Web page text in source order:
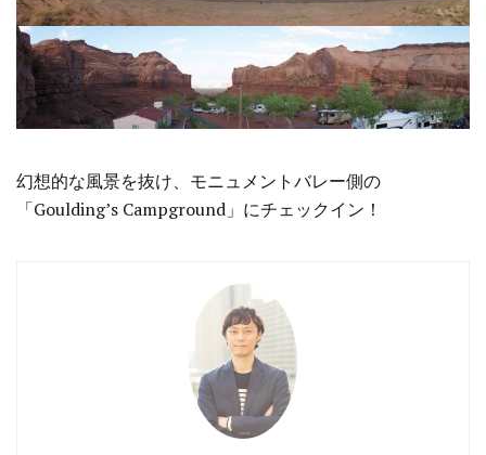
幻想的な風景を抜け、モニュメントバレー側の
「Goulding’s Campground」にチェックイン！